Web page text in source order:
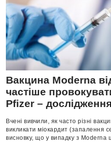
Вакцина Moderna
частіше
Pfizer – дослідження
Вчені вивчили, як часто різні
викликати міокардит (запалення
висновку, що у випадку з Moderna